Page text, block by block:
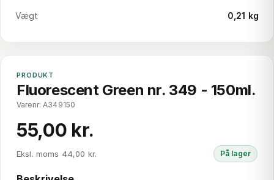
Vægt 0,21 kg
PRODUKT
Fluorescent Green nr. 349 - 150ml.
Varenr: A349150
55,00 kr.
Eksl. moms 44,00 kr. På lager